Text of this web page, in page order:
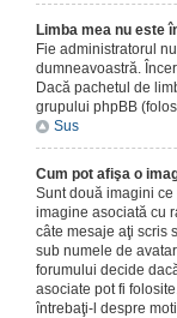
Limba mea nu este
Fie administratorul
dumneavoastră.
Dacă pachetul de
grupului phpBB
Sus
Cum pot afişa o
Sunt două imagini
imagine asociată cu
câte mesaje aţi scris
sub numele de
forumului decide
asociate pot fi
întrebaţi-l despre